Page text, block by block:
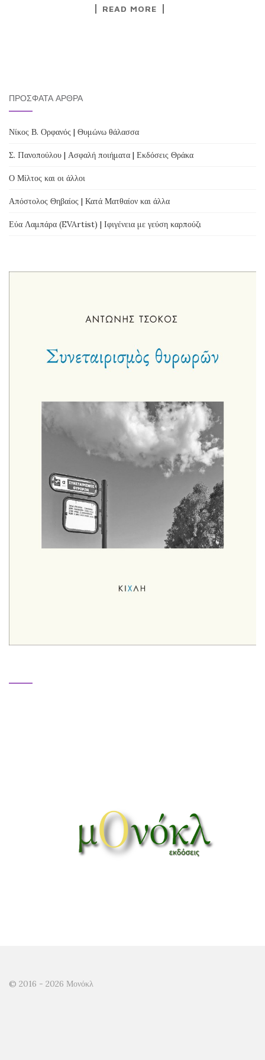
READ MORE
ΠΡΌΣΦΑΤΑ ΆΡΘΡΑ
Νίκος Β. Ορφανός | Θυμώνω θάλασσα
Σ. Πανοπούλου | Ασφαλή ποιήματα | Εκδόσεις Θράκα
Ο Μίλτος και οι άλλοι
Απόστολος Θηβαίος | Κατά Ματθαίον και άλλα
Εύα Λαμπάρα (EVArtist) | Ιφιγένεια με γεύση καρπούζι